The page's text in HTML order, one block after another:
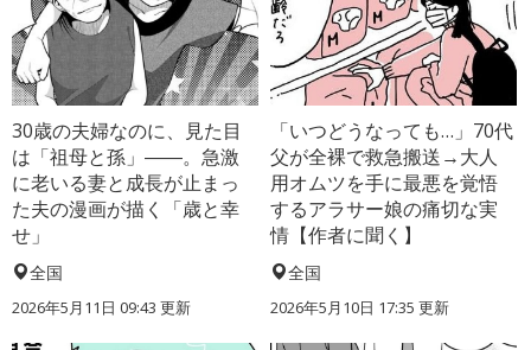
30歳の夫婦なのに、見た目
は「祖母と孫」――。急激
に老いる妻と成長が止まっ
た夫の漫画が描く「歳と幸
せ」
全国
2026年5月11日 09:43 更新
「いつどうなっても…」70代
父が全裸で救急搬送→大人
用オムツを手に最悪を覚悟
するアラサー娘の痛切な実
情【作者に聞く】
全国
2026年5月10日 17:35 更新